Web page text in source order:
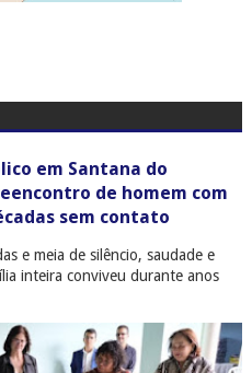
em Santana do
de homem com
sem contato
e meia de silêncio, saudade e
inteira conviveu durante anos